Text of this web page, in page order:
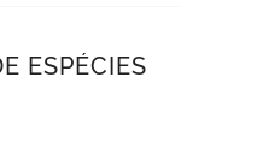
ESPÉCIES